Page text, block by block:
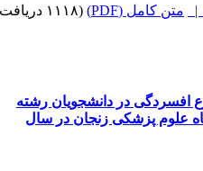
متن کامل (PDF) (۱۱۱۸ دریافت)
در دانشجویان رشته
علوم پزشکی زنجان در سال